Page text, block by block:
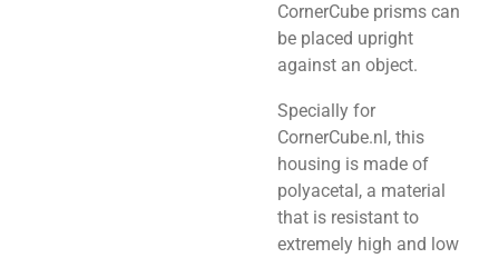
CornerCube prisms can
be placed upright
against an object.
Specially for
CornerCube.nl, this
housing is made of
polyacetal, a material
that is resistant to
extremely high and low